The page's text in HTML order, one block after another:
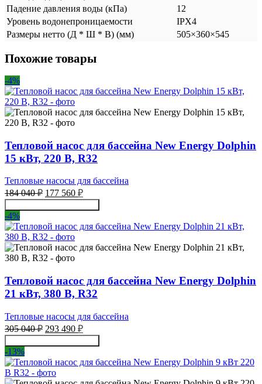
Падение давления воды (кПа)
12
Уровень водонепроницаемости
IPX4
Размеры нетто (Д * Ш * В) (мм)
505×360×545
Похожие товары
-4%
Тепловой насос для бассейна New Energy Dolphin
15 кВт, 220 В, R32
Тепловые насосы для бассейна
184 040₽ Первоначальная
цена
составляла
184
040 ₽.
177 560 ₽Текущая
цена:
177
560 ₽.
-4%
Тепловой насос для бассейна New Energy Dolphin
21 кВт, 380 В, R32
Тепловые насосы для бассейна
305 040₽ Первоначальная
цена
составляла
305
040 ₽.
293 490 ₽Текущая
цена:
293
490 ₽.
-13%